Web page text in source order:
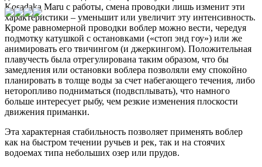
Kosadaka Maru с работы, смена проводки лишь изменит эти
характеристики – уменьшит или увеличит эту интенсивность.
Кроме равномерной проводки воблер можно вести, чередуя
подмотку катушкой с остановками («стоп энд гоу») или же
анимировать его твичингом (и джеркингом). Положительная
плавучесть была отрегулирована таким образом, что бы
замедления или остановки воблера позволяли ему спокойно
планировать в толще воды за счет набегающего течения, либо
неторопливо подниматься (подвсплывать), что намного
больше интересует рыбу, чем резкие изменения плоскости
движения приманки.
Эта характерная стабильность позволяет применять воблер
как на быстром течении ручьев и рек, так и на стоячих
водоемах типа небольших озер или прудов.